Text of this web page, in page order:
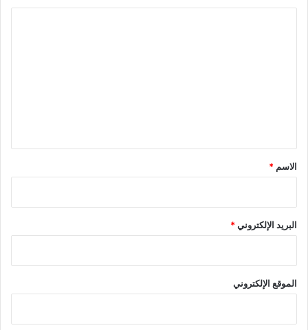
*
الاسم *
البريد الإلكتروني*
الموقع الإلكتروني